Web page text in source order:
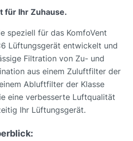
für Ihr Zuhause.
speziell für das KomfoVent
Lüftungsgerät entwickelt und
Filtration von Zu- und
aus einem Zuluftfilter der
Abluftfilter der Klasse
eine verbesserte Luftqualität
Ihr Lüftungsgerät.